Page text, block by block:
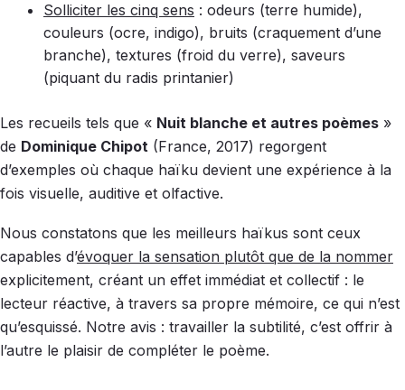
Solliciter les cinq sens : odeurs (terre humide),
couleurs (ocre, indigo), bruits (craquement d’une
branche), textures (froid du verre), saveurs
(piquant du radis printanier)
Les recueils tels que « Nuit blanche et autres poèmes »
de Dominique Chipot (France, 2017) regorgent
d’exemples où chaque haïku devient une expérience à la
fois visuelle, auditive et olfactive.
Nous constatons que les meilleurs haïkus sont ceux
capables d’évoquer la sensation plutôt que de la nommer
explicitement, créant un effet immédiat et collectif : le
lecteur réactive, à travers sa propre mémoire, ce qui n’est
qu’esquissé. Notre avis : travailler la subtilité, c’est offrir à
l’autre le plaisir de compléter le poème.